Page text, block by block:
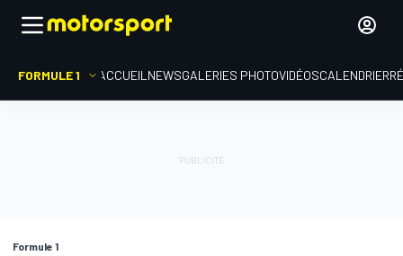
FORMULE 1 ACCUEIL NEWSGALERIES PHOTOVIDÉOSCALENDRIER
Formule 1